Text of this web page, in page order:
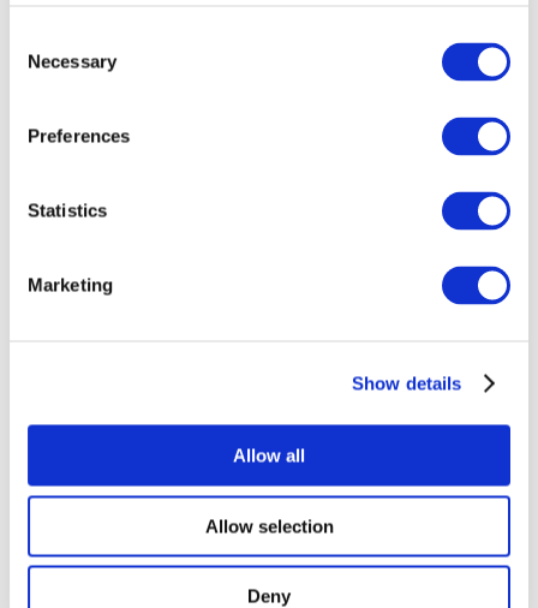
Selection
Necessary
Preferences
Statistics
Marketing
Show details
Allow all
Allow selection
Deny
Etkinlikler
Konserler
Pop müzik